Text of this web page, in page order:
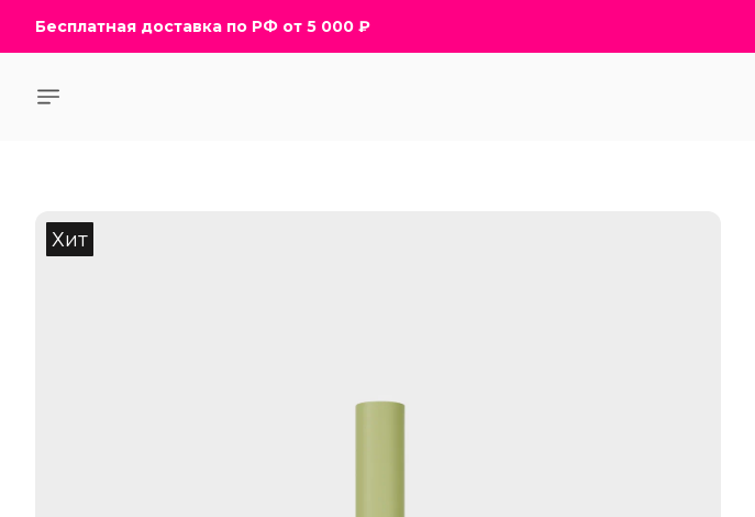
Бесплатная доставка по РФ от 5 000 ₽
Хит